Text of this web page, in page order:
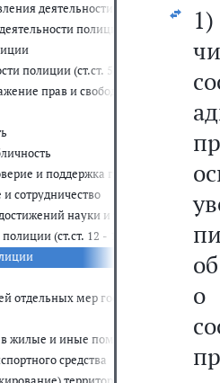
деятельности полиции
полиции
полиции (ст.ст. 5 - 11)
прав и свобод человека и
и поддержка граждан
сотрудничество
науки и техники,
(ст.ст. 12 - 13)
отдельных мер государственного
жилые и иные помещения, на
средства
о